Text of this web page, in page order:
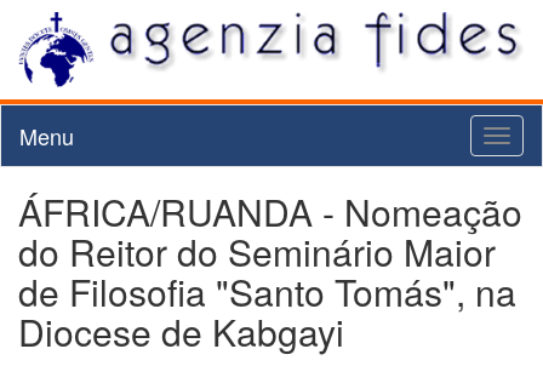
Menu
ÁFRICA/RUANDA - Nomeação
do Reitor do Seminário Maior
de Filosofia "Santo Tomás", na
Diocese de Kabgayi